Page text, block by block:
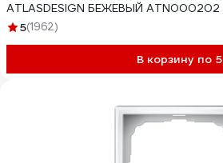
ATLASDESIGN БЕЖЕВЫЙ ATN000202
5(1962)
В корзину по 5